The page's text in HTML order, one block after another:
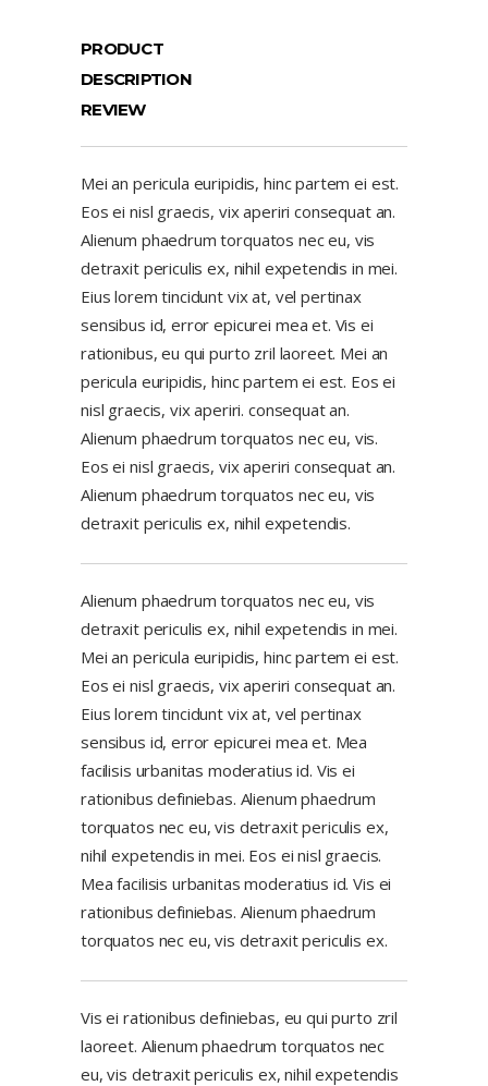
PRODUCT
DESCRIPTION
REVIEW
Mei an pericula euripidis, hinc partem ei est.
Eos ei nisl graecis, vix aperiri consequat an.
Alienum phaedrum torquatos nec eu, vis
detraxit periculis ex, nihil expetendis in mei.
Eius lorem tincidunt vix at, vel pertinax
sensibus id, error epicurei mea et. Vis ei
rationibus, eu qui purto zril laoreet. Mei an
pericula euripidis, hinc partem ei est. Eos ei
nisl graecis, vix aperiri. consequat an.
Alienum phaedrum torquatos nec eu, vis.
Eos ei nisl graecis, vix aperiri consequat an.
Alienum phaedrum torquatos nec eu, vis
detraxit periculis ex, nihil expetendis.
Alienum phaedrum torquatos nec eu, vis
detraxit periculis ex, nihil expetendis in mei.
Mei an pericula euripidis, hinc partem ei est.
Eos ei nisl graecis, vix aperiri consequat an.
Eius lorem tincidunt vix at, vel pertinax
sensibus id, error epicurei mea et. Mea
facilisis urbanitas moderatius id. Vis ei
rationibus definiebas. Alienum phaedrum
torquatos nec eu, vis detraxit periculis ex,
nihil expetendis in mei. Eos ei nisl graecis.
Mea facilisis urbanitas moderatius id. Vis ei
rationibus definiebas. Alienum phaedrum
torquatos nec eu, vis detraxit periculis ex.
Vis ei rationibus definiebas, eu qui purto zril
laoreet. Alienum phaedrum torquatos nec
eu, vis detraxit periculis ex, nihil expetendis